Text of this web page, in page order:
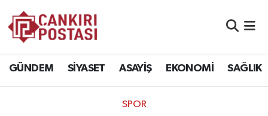
GÜNDEM SİYASET ASAYİŞ EKONOMİ SAĞLIK
SPOR